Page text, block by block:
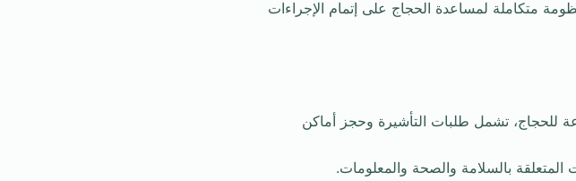
متكاملة لمساعدة الحجاج على إتمام الإجراءات
للحجاج، تشمل طلبات التأشيرة وحجز أماكن
بالسلامة والصحة والمعلومات.